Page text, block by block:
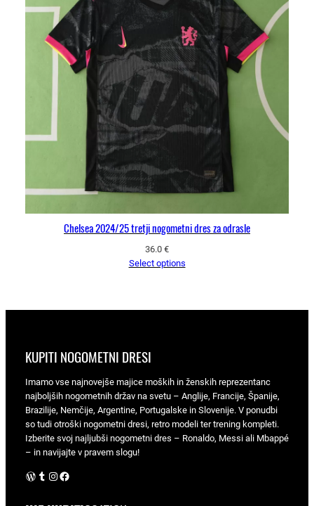
Chelsea 2024/25 tretji nogometni dres za odrasle
36.0 €
Select options
KUPITI NOGOMETNI DRESI
Imamo vse najnovejše majice moških in ženskih reprezentanc
najboljših nogometnih držav na svetu – Anglije, Francije, Španije,
Brazilije, Nemčije, Argentine, Portugalske in Slovenije. V ponudbi
so tudi otroški nogometni dresi, retro modeli ter trening kompleti.
Izberite svoj najljubši nogometni dres – Ronaldo, Messi ali Mbappé
– in navijajte v pravem slogu!
WordPress Instagram Facebook